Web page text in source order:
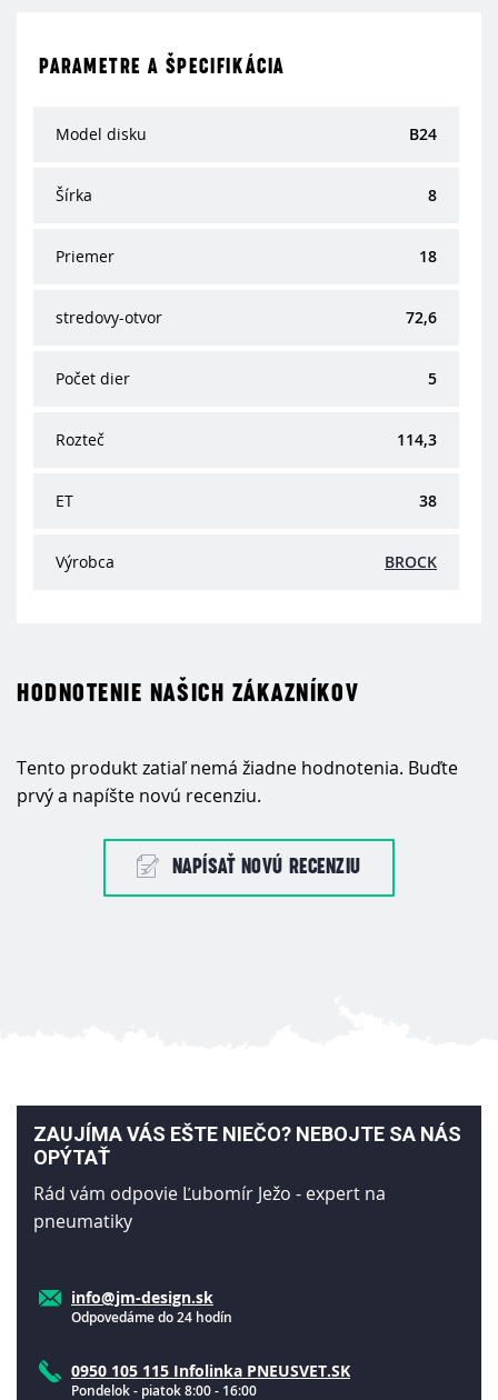
PARAMETRE A ŠPECIFIKÁCIA
Model disku B24
Šírka 8
Priemer 18
stredovy-otvor 72,6
Počet dier 5
Rozteč 114,3
ET 38
Výrobca BROCK
HODNOTENIE NAŠICH ZÁKAZNÍKOV
Tento produkt zatiaľ nemá žiadne hodnotenia. Buďte
prvý a napíšte novú recenziu.
NAPÍSAŤ NOVÚ RECENZIU
ZAUJÍMA VÁS EŠTE NIEČO? NEBOJTE SA NÁS
OPÝTAŤ
Rád vám odpovie Ľubomír Ježo - expert na
pneumatiky
info@jm-design.sk
Odpovedáme do 24 hodín
0950 105 115 Infolinka PNEUSVET.SK
Pondelok - piatok 8:00 - 16:00